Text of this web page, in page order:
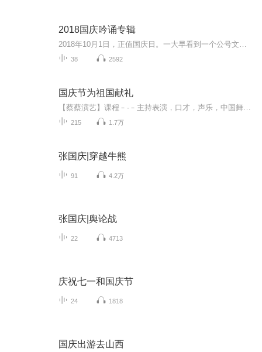
2018国庆吟诵专辑
38 2592
国庆节为祖国献礼
215 1.7万
张国庆|穿越牛熊
91 4.2万
张国庆|舆论战
22 4713
庆祝七一和国庆节
24 1818
国庆出游去山西